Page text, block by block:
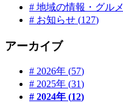
# 地域の情報・グルメ
# お知らせ (127)
アーカイブ
# 2026年 (57)
# 2025年 (31)
# 2024年 (12)